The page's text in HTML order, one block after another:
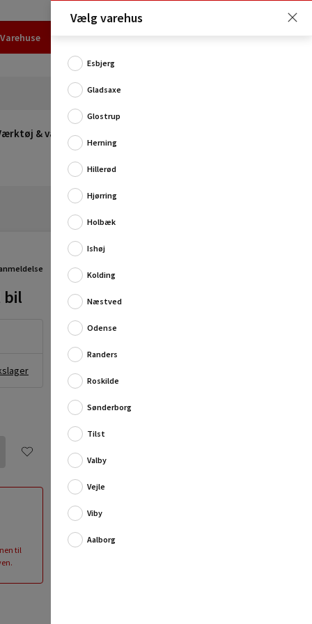
Varehuse
& værksted
bil
til
Leki bycph mobilholder til bil er den ideelle løsning til
kørslen. Denne stilfulde mobilho...
Fuld produktbeskrivelse
Vælg varehus
Esbjerg
Gladsaxe
Glostrup
Herning
Hillerød
Hjørring
Holbæk
Ishøj
Kolding
Næstved
Odense
Randers
Roskilde
Sønderborg
Tilst
Valby
Vejle
Viby
Aalborg